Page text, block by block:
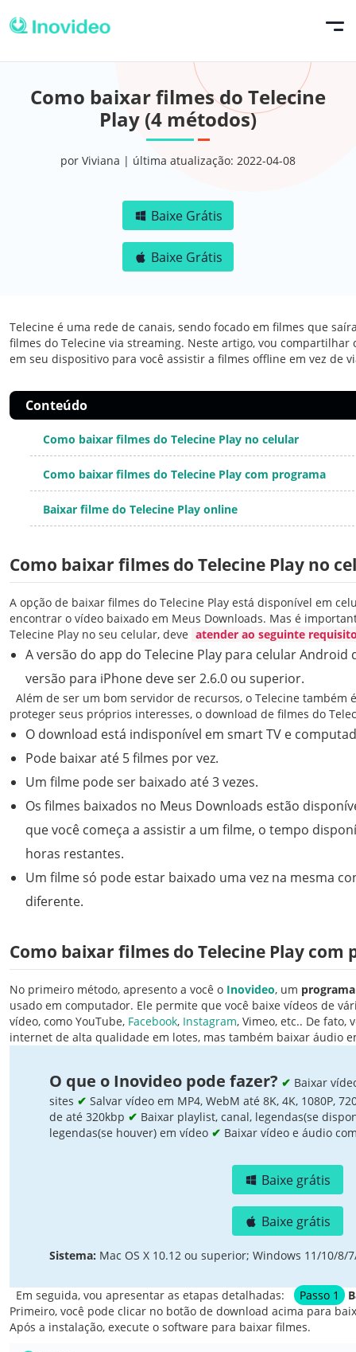
Como baixar filmes do Telecine
Play (4 métodos)
por Viviana | última atualização: 2022-04-08
Baixe Grátis
Baixe Grátis
Telecine é uma rede de canais, sendo focado em filmes que
filmes do Telecine via streaming. Neste artigo, vou compartilhar
em seu dispositivo para você assistir a filmes offline em vez de
Conteúdo
Como baixar filmes do Telecine Play no celular
Como baixar filmes do Telecine Play com programa
Baixar filme do Telecine Play online
Como baixar filmes do Telecine Play no
A opção de baixar filmes do Telecine Play está disponível em
encontrar o vídeo baixado em Meus Downloads. Mas é
Telecine Play no seu celular, deve atender ao seguinte
A versão do app do Telecine Play para celular Android
versão para iPhone deve ser 2.6.0 ou superior.
Além de ser um bom servidor de recursos, o Telecine também
proteger seus próprios interesses, o download de filmes do
O download está indisponível em smart TV e
Pode baixar até 5 filmes por vez.
Um filme pode ser baixado até 3 vezes.
Os filmes baixados no Meus Downloads estão
que você começa a assistir a um filme, o tempo
horas restantes.
Um filme só pode estar baixado uma vez na mesma
diferente.
Como baixar filmes do Telecine Play com
No primeiro método, apresento a você o Inovideo, um
usado em computador. Ele permite que você baixe vídeos de
vídeo, como YouTube, Facebook, Instagram, Vimeo, etc.. De fato,
internet de alta qualidade em lotes, mas também baixar áudio
O que o Inovideo pode fazer? ✔ Baixar
sites ✔ Salvar vídeo em MP4, WebM até 8K, 4K, 1080P,
de até 320kbp ✔ Baixar playlist, canal, legendas(se
legendas(se houver) em vídeo ✔ Baixar vídeo e áudio
Baixe grátis
Baixe grátis
Sistema: Mac OS X 10.12 ou superior; Windows 11/10/8/
Em seguida, vou apresentar as etapas detalhadas: Passo 1
Primeiro, você pode clicar no botão de download acima para
Após a instalação, execute o software para baixar filmes.